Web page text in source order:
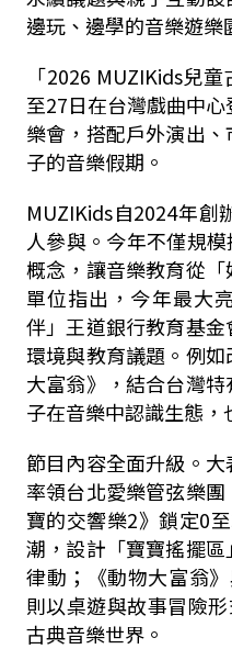
邊玩、邊學的音樂遊樂
「2026 MUZIKids兒
至27日在台灣戲曲中
樂會，搭配戶外演出
子的音樂假期。
MUZIKids自2024年創
人參與。今年不僅規
概念，讓音樂教育從
單位指出，今年最大
伴」王道銀行教育基
環境與教育議題。例
大富翁》，結合台灣
子在音樂中認識生態，
節目內容全面升級。
率領台北愛樂管弦樂
寶的交響樂2》鎖定0
潮，設計「寶寶搖擺
律動；《動物大富翁
則以桌遊與故事冒險
古典音樂世界。